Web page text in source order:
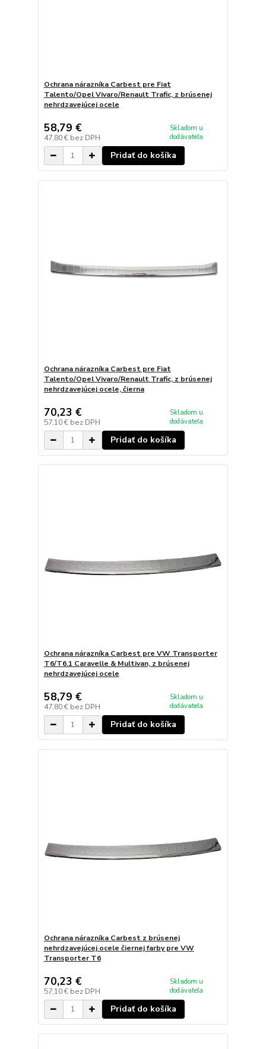
Ochrana nárazníka Carbest pre Fiat
Talento/Opel Vivaro/Renault Trafic, z brúsenej
nehrdzavejúcej ocele
58,79 €
47,80 € bez DPH
Skladom u
dodávateľa
Pridať do košíka
Ochrana nárazníka Carbest pre Fiat
Talento/Opel Vivaro/Renault Trafic, z brúsenej
nehrdzavejúcej ocele, čierna
70,23 €
57,10 € bez DPH
Skladom u
dodávateľa
Pridať do košíka
Ochrana nárazníka Carbest pre VW Transporter
T6/T6.1 Caravelle & Multivan, z brúsenej
nehrdzavejúcej ocele
58,79 €
47,80 € bez DPH
Skladom u
dodávateľa
Pridať do košíka
Ochrana nárazníka Carbest z brúsenej
nehrdzavejúcej ocele čiernej farby pre VW
Transporter T6
70,23 €
57,10 € bez DPH
Skladom u
dodávateľa
Pridať do košíka